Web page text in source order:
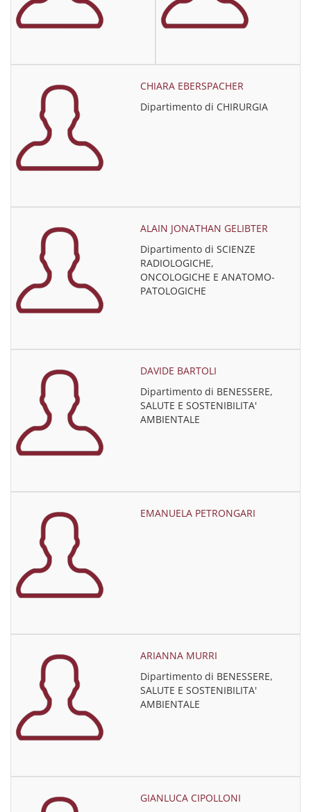
CHIARA EBERSPACHER
Dipartimento di CHIRURGIA
ALAIN JONATHAN GELIBTER
Dipartimento di SCIENZE
RADIOLOGICHE,
ONCOLOGICHE E ANATOMO-
PATOLOGICHE
DAVIDE BARTOLI
Dipartimento di BENESSERE,
SALUTE E SOSTENIBILITA'
AMBIENTALE
EMANUELA PETRONGARI
ARIANNA MURRI
Dipartimento di BENESSERE,
SALUTE E SOSTENIBILITA'
AMBIENTALE
GIANLUCA CIPOLLONI